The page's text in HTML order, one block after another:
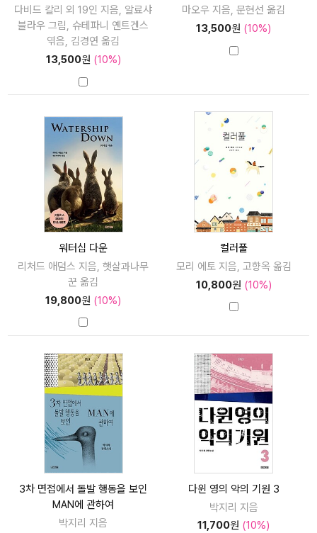
다비드 칼리 외 19인 지음, 알료샤
블라우 그림, 슈테파니 옌트겐스
엮음, 김경연 옮김
13,500원 (10%)
마오우 지음, 문현선 옮김
13,500원 (10%)
워터십 다운
리처드 애덤스 지음, 햇살과나무
꾼 옮김
19,800원 (10%)
컬러풀
모리 에토 지음, 고향옥 옮김
10,800원 (10%)
3차 면접에서 돌발 행동을 보인
MAN에 관하여
박지리 지음
다윈 영의 악의 기원 3
박지리 지음
11,700원 (10%)